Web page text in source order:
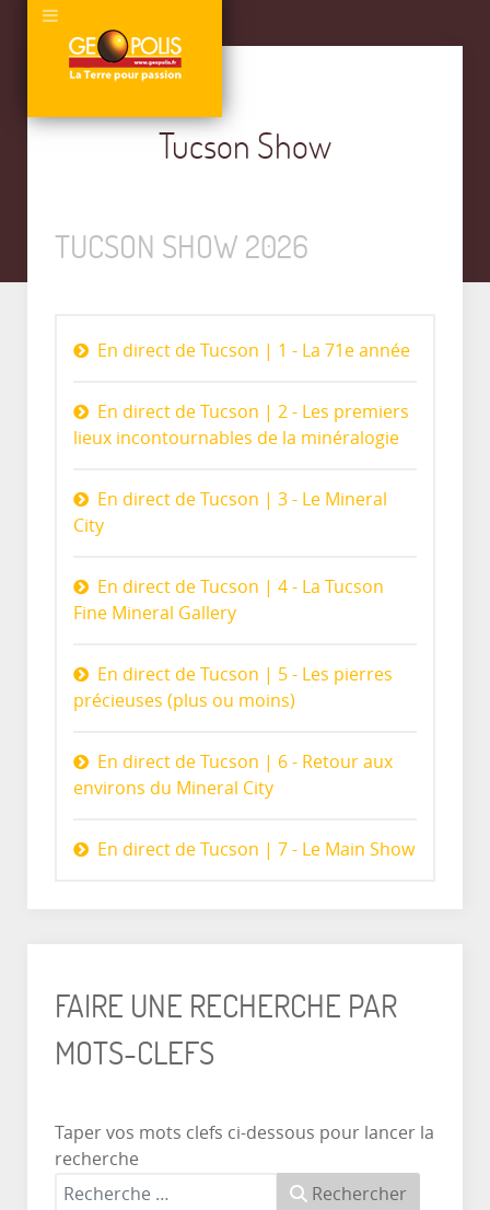
Tucson Show
TUCSON SHOW 2026
En direct de Tucson | 1 - La 71e année
En direct de Tucson | 2 - Les premiers
lieux incontournables de la minéralogie
En direct de Tucson | 3 - Le Mineral
City
En direct de Tucson | 4 - La Tucson
Fine Mineral Gallery
En direct de Tucson | 5 - Les pierres
précieuses (plus ou moins)
En direct de Tucson | 6 - Retour aux
environs du Mineral City
En direct de Tucson | 7 - Le Main Show
FAIRE UNE RECHERCHE PAR
MOTS-CLEFS
Taper vos mots clefs ci-dessous pour lancer la
recherche
Rechercher